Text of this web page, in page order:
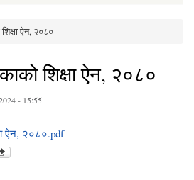
ऐन, २०८०
शिक्षा ऐन, २०८०
- 15:55
ऐन, २०८०.pdf